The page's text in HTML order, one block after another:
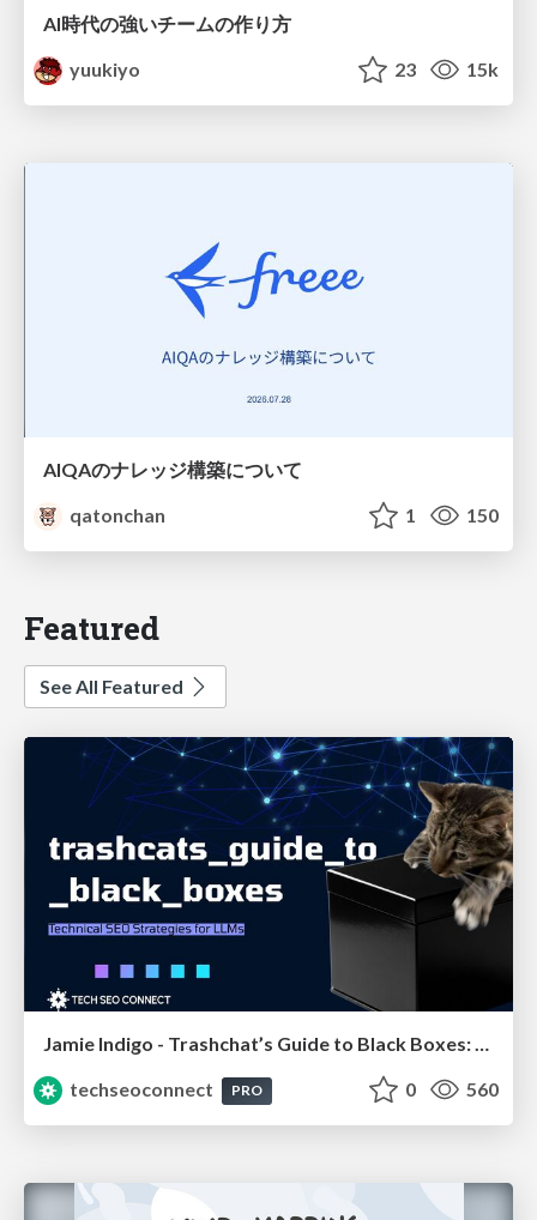
AI時代の強いチームの作り方
yuukiyo
23 15k
AIQAのナレッジ構築について
qatonchan
1 150
Featured
See All Featured
Jamie Indigo - Trashchat’s Guide to Black Boxes: Technical SEO Tactics for LLMs
techseoconnect
PRO 0 560